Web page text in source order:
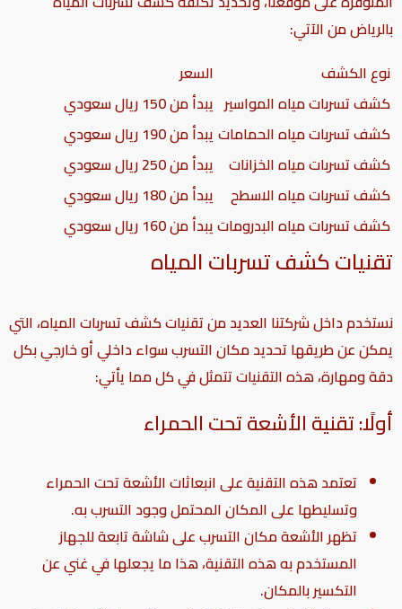
بالرياضمن الآتي:
نوع الكشف
السعر
كشف تسربات مياه المواسير يبدأ من 150 ريال سعودي
كشف تسربات مياه الحماماتيبدأ من 190 ريال سعودي
كشف تسربات مياه الخزانات يبدأ من 250 ريال سعودي
كشف تسربات مياه الاسطح
يبدأ من 180 ريال سعودي
كشف تسربات مياه البدروماتيبدأ من 160 ريال سعودي
تقنيات كشف تسربات المياه
نستخدم داخل شركتنا العديد من تقنيات كشف تسربات المياه، التي
يمكن عن طريقها تحديد مكان التسرب سواء داخلي أو خارجي بكل
دقة ومهارة، هذه التقنيات تتمثل في كل مما يأتي:
أولًا: تقنية الأشعة تحت الحمراء
تعتمد هذه التقنية على انبعاثات الأشعة تحت الحمراء
وتسليطها على المكان المحتمل وجود التسرب به.
تظهر الأشعة مكان التسرب على شاشة تابعة للجهاز
المستخدم به هذه التقنية، هذا ما يجعلها في غني عن
التكسير بالمكان.